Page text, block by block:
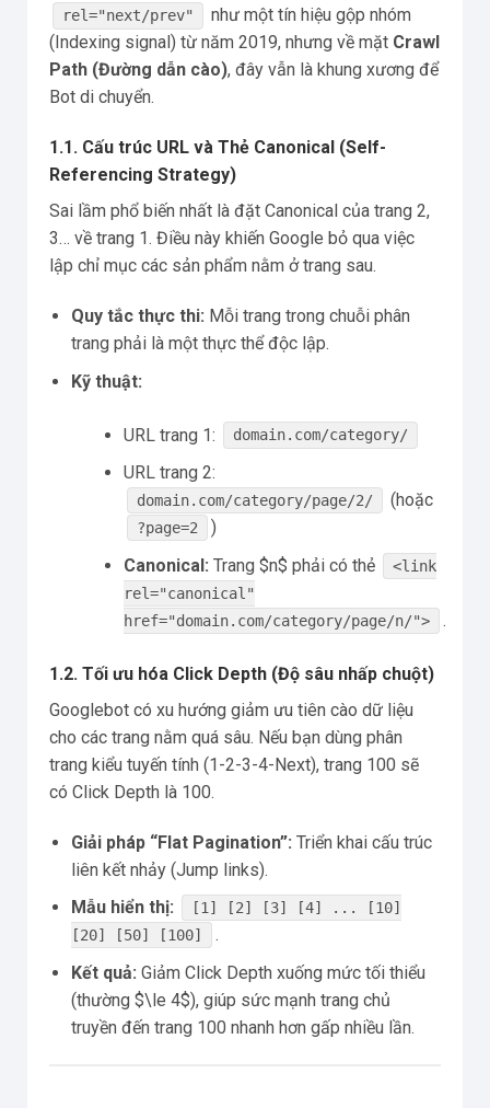
rel="next/prev"
như một tín hiệu gộp nhóm
(Indexing signal) từ năm 2019, nhưng về mặt Crawl
Path (Đường dẫn cào), đây vẫn là khung xương để
Bot di chuyển.
1.1. Cấu trúc URL và Thẻ Canonical (Self-
Referencing Strategy)
Sai lầm phổ biến nhất là đặt Canonical của trang 2,
3… về trang 1. Điều này khiến Google bỏ qua việc
lập chỉ mục các sản phẩm nằm ở trang sau.
Quy tắc thực thi: Mỗi trang trong chuỗi phân
trang phải là một thực thể độc lập.
Kỹ thuật:
URL trang 1: domain.com/category/
URL trang 2:
domain.com/category/page/2/ (hoặc
?page=2
)
Canonical: Trang $n$ phải có thẻ
<link
rel="canonical"
href="domain.com/category/page/n/">
.
1.2. Tối ưu hóa Click Depth (Độ sâu nhấp chuột)
Googlebot có xu hướng giảm ưu tiên cào dữ liệu
cho các trang nằm quá sâu. Nếu bạn dùng phân
trang kiểu tuyến tính (1-2-3-4-Next), trang 100 sẽ
có Click Depth là 100.
Giải pháp “Flat Pagination”: Triển khai cấu trúc
liên kết nhảy (Jump links).
Mẫu hiển thị:
[1] [2] [3] [4] ... [10]
[20] [50] [100]
.
Kết quả: Giảm Click Depth xuống mức tối thiểu
(thường $\le 4$), giúp sức mạnh trang chủ
truyền đến trang 100 nhanh hơn gấp nhiều lần.